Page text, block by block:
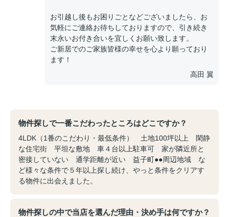
お引越し後もお困りごとなどございましたら、お
気軽にご連絡お待ちしておりますので、引き続き
末永いお付き合いを宜しくお願い致します。
ご新居でのご家族皆様の幸せを心より願っており
ます！
高田 翼
物件探しで一番こだわったところはどこですか？
4LDK（1番のこだわり・最低条件） 土地100坪以上 閑静
な住宅街 平坦な敷地 車４台以上駐車可 家が隣近所と
密接していない 通学距離が近い 益子町●●周辺地域 な
ど様々な条件で５年以上探し続け、やっと条件をクリアす
る物件に出会えました。
物件探しの中で当店を選んだ理由・決め手は何ですか？